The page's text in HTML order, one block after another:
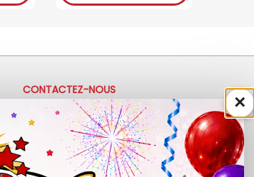
CONTACTEZ-NOUS
+33 (0)4 50 40 81 00
contact@ladrolerie.fr
38 Rue de la Maladière
×